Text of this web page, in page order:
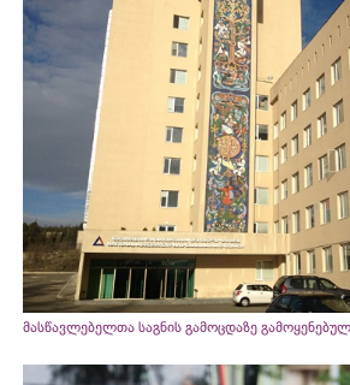
მასწავლებელთა საგნის გამოცდაზე